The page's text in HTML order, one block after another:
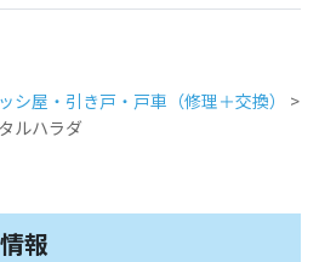
シ屋・引き戸・戸車（修理＋交換）
>
ルハラダ
報